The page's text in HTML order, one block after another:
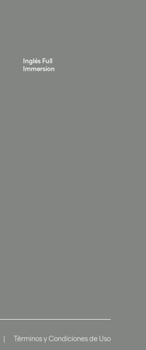
Inglés Full
Immersion
Términos y Condiciones de Uso